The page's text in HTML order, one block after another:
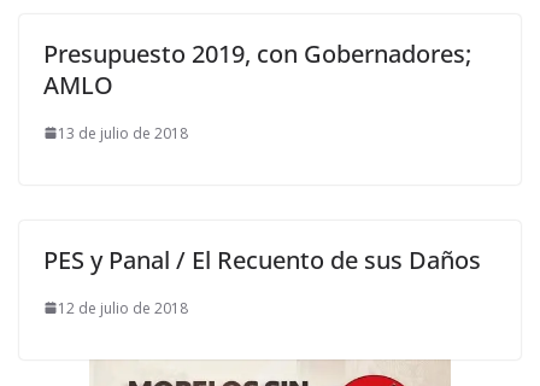
Presupuesto 2019, con Gobernadores;
AMLO
13 de julio de 2018
PES y Panal / El Recuento de sus Daños
12 de julio de 2018